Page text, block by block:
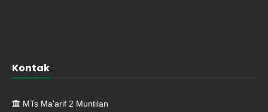
Kontak
MTs Ma'arif 2 Muntilan